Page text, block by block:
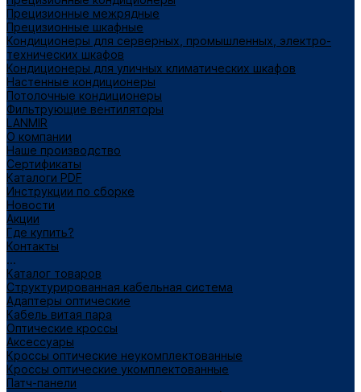
Прецизионные межрядные
Прецизионные шкафные
Кондиционеры для серверных, промышленных, электро-
технических шкафов
Кондиционеры для уличных климатических шкафов
Настенные кондиционеры
Потолочные кондиционеры
Фильтрующие вентиляторы
LANMIR
О компании
Наше производство
Сертификаты
Каталоги PDF
Инструкции по сборке
Новости
Акции
Где купить?
Контакты
...
Каталог товаров
Структурированная кабельная система
Адаптеры оптические
Кабель витая пара
Оптические кроссы
Аксессуары
Кроссы оптические неукомплектованные
Кроссы оптические укомплектованные
Патч-панели